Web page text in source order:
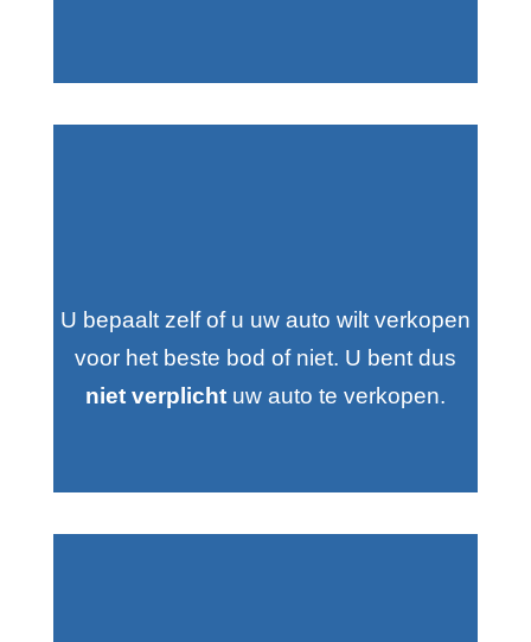
U bepaalt zelf of u uw auto wilt verkopen
voor het beste bod of niet. U bent dus
niet verplichtuw auto te verkopen.